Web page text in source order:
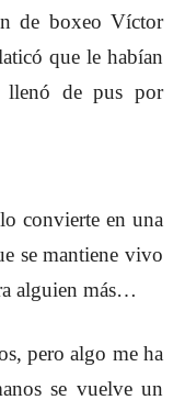
de boxeo Víctor
que le habían
llenó de pus por
convierte en una
se mantiene vivo
alguien más…
pero algo me ha
se vuelve un